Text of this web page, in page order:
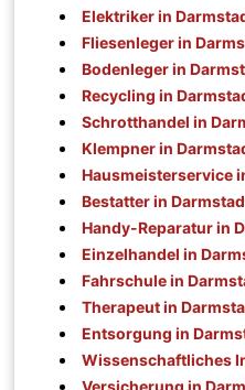
Elektriker in
Fliesenleger in
Bodenleger in
Recycling in
Schrotthandel in
Klempner in
Hausmeisterservice
Bestatter in
Handy-Reparatur in
Einzelhandel in
Fahrschule in
Therapeut in
Entsorgung in
Wissenschaftliches
Versicherung in